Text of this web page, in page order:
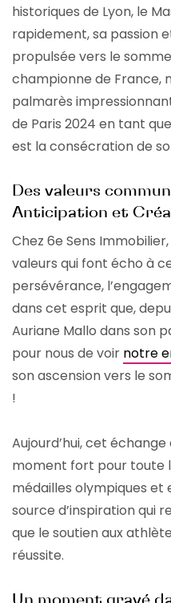
historiques de Lyon, le
rapidement, sa passion
propulsée vers le
championne de France,
palmarès
de Paris 2024 en tant
est la consécration de
Des valeurs
Anticipation et
Chez 6e Sens
valeurs qui font écho à
persévérance,
dans cet esprit que,
Auriane Mallo dans son
pour nous de voir notre
son ascension vers le
!
Aujourd’hui, cet
moment fort pour toute
médailles olympiques
source d’inspiration qui
que le soutien aux
réussite.